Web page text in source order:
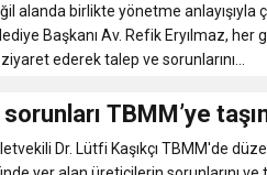
CUMHURİYET BAYRAMI MESAJI
DUYURUSU
alanda birlikte yönetme anlayışıyla
Başkanı Av. Refik Eryılmaz, her
ederek talep ve sorunlarını...
sorunları TBMM’ye
Dr. Lütfi Kaşıkçı TBMM'de